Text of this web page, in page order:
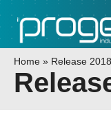
Home » Release 2018